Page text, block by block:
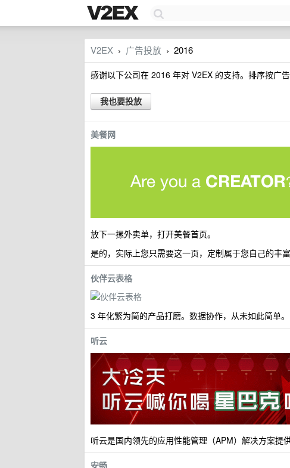
V2EX › 广告投放 › 2016
感谢以下公司在 2016 年对 V2EX 的支持。排序按广
我也要投放
美餐网
放下一摞外卖单，打开美餐首页。
是的，实际上您只需要这一页，定制属于您自己的丰
伙伴云表格
3 年化繁为简的产品打磨。数据协作，从未如此简单。
听云
听云是国内领先的应用性能管理（APM）解决方案提供
安畅